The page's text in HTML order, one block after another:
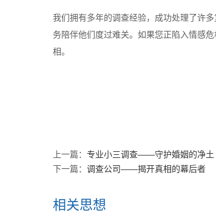
我们拥有多年的调查经验，成功处理了许
务陪伴他们度过难关。如果您正陷入情感
相。
上一篇： 专业小三调查——守护婚姻的净土
下一篇： 调查公司——揭开真相的幕后者
相关思想